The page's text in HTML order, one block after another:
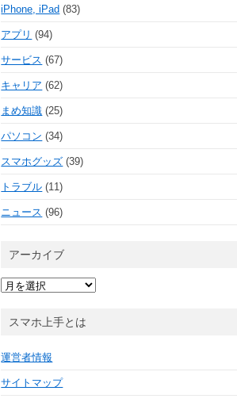
iPhone, iPad (83)
アプリ (94)
サービス (67)
キャリア (62)
まめ知識 (25)
パソコン (34)
スマホグッズ (39)
トラブル (11)
ニュース (96)
アーカイブ
ア
ー
ブスマホ上手とは
運営者情報
サイトマップ